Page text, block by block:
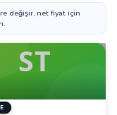
değişir, net fiyat için